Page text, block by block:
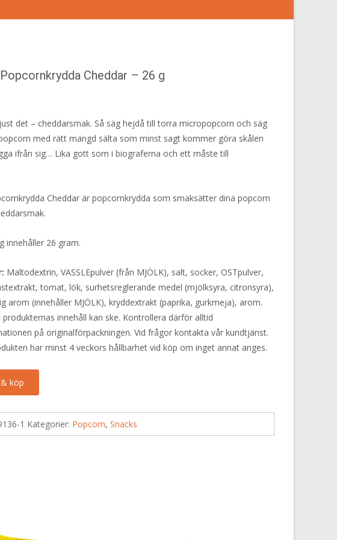
Cheddar – 26 g
det – cheddarsmak. Så säg hejdå till torra micropopcorn och säg
med rätt mängd sälta som minst sagt kommer göra skålen
ifrån sig… Lika gott som i biograferna och ett måste till
Cheddar är popcornkrydda som smaksätter dina popcorn
innehåller 26 gram.
Maltodextrin, VASSLEpulver (från MJÖLK), salt, socker, OSTpulver,
tomat, lök, surhetsreglerande medel (mjölksyra, citronsyra),
arom (innehåller MJÖLK), kryddextrakt (paprika, gurkmeja), arom.
produkternas innehåll kan ske. Kontrollera därför alltid
på originalförpackningen. Vid frågor kontakta vår kundtjänst.
har minst 4 veckors hållbarhet vid köp om inget annat anges.
köp
1 Kategorier: Popcorn, Snacks